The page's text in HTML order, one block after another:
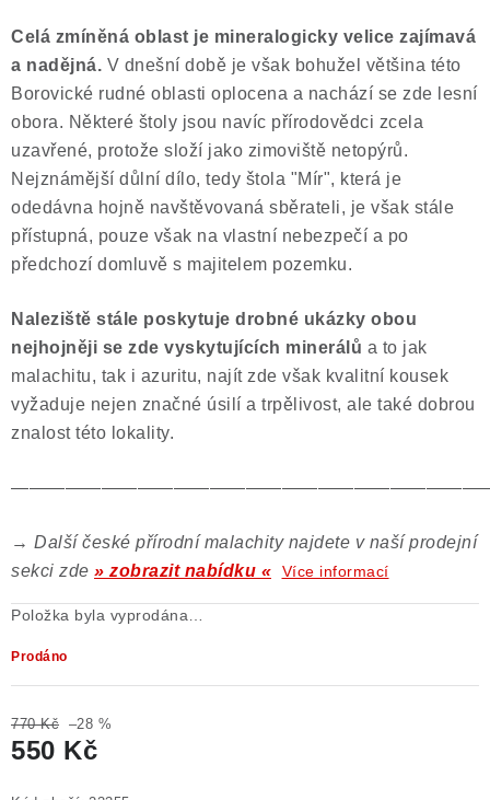
Celá zmíněná oblast je mineralogicky velice zajímavá
a nadějná. V dnešní době je však bohužel většina této
Borovické rudné oblasti oplocena a nachází se zde lesní
obora. Některé štoly jsou navíc přírodovědci zcela
uzavřené, protože složí jako zimoviště netopýrů.
Nejznámější důlní dílo, tedy štola "Mír", která je
odedávna hojně navštěvovaná sběrateli, je však stále
přístupná, pouze však na vlastní nebezpečí a po
předchozí domluvě s majitelem pozemku.
Naleziště stále poskytuje drobné ukázky obou
nejhojněji se zde vyskytujících minerálů a to jak
malachitu, tak i azuritu, najít zde však kvalitní kousek
vyžaduje nejen značné úsilí a trpělivost, ale také dobrou
znalost této lokality.
→ Další české přírodní malachity najdete v naší prodejní
sekci zde » zobrazit nabídku « Více informací
Položka byla vyprodána…
Prodáno
770 Kč –28 %
550 Kč